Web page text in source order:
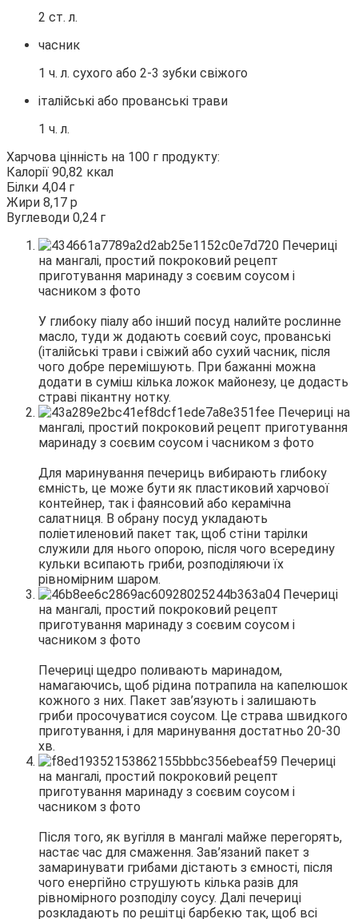
2 ст. л.
часник
1 ч. л. сухого або 2-3 зубки свіжого
італійські або прованські трави
1 ч. л.
Харчова цінність на 100 г продукту:
Калорії 90,82 ккал
Білки 4,04 г
Жири 8,17 р
Вуглеводи 0,24 г
У глибоку піалу або інший посуд налийте рослинне
масло, туди ж додають соєвий соус, прованські
(італійські трави і свіжий або сухий часник, після
чого добре перемішують. При бажанні можна
додати в суміш кілька ложок майонезу, це додасть
страві пікантну нотку.
Для маринування печериць вибирають глибоку
ємність, це може бути як пластиковий харчової
контейнер, так і фаянсовий або керамічна
салатниця. В обрану посуд укладають
поліетиленовий пакет так, щоб стіни тарілки
служили для нього опорою, після чого всередину
кульки всипають гриби, розподіляючи їх
рівномірним шаром.
Печериці щедро поливають маринадом,
намагаючись, щоб рідина потрапила на капелюшок
кожного з них. Пакет зав’язують і залишають
гриби просочуватися соусом. Це страва швидкого
приготування, і для маринування достатньо 20-30
хв.
Після того, як вугілля в мангалі майже перегорять,
настає час для смаження. Зав’язаний пакет з
замаринувати грибами дістають з ємності, після
чого енергійно струшують кілька разів для
рівномірного розподілу соусу. Далі печериці
розкладають по решітці барбекю так, щоб всі